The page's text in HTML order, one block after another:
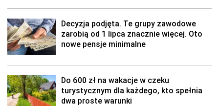
Decyzja podjęta. Te grupy zawodowe
zarobią od 1 lipca znacznie więcej. Oto
nowe pensje minimalne
Do 600 zł na wakacje w czeku
turystycznym dla każdego, kto spełnia
dwa proste warunki